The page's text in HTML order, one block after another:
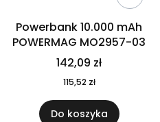
Powerbank 10.000 mAh
POWERMAG MO2957-03
142,09 zł
115,52 zł
Do koszyka